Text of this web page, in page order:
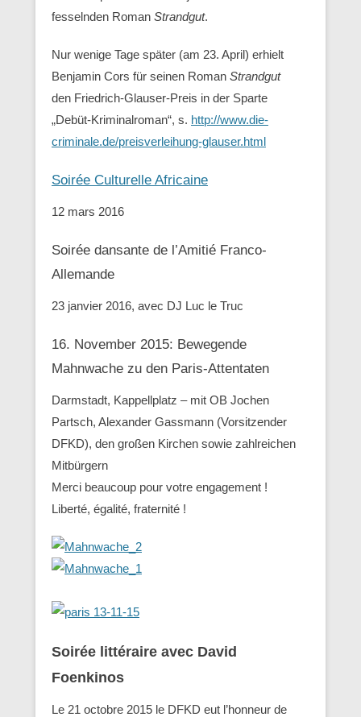
fesselnden Roman Strandgut.
Nur wenige Tage später (am 23. April) erhielt
Benjamin Cors für seinen Roman Strandgut
den Friedrich-Glauser-Preis in der Sparte
„Debüt-Kriminalroman“, s. http://www.die-
criminale.de/preisverleihung-glauser.html
Soirée Culturelle Africaine
12 mars 2016
Soirée dansante de l’Amitié Franco-
Allemande
23 janvier 2016, avec DJ Luc le Truc
16. November 2015: Bewegende
Mahnwache zu den ‪Paris-Attentaten
Darmstadt, Kappellplatz – mit OB Jochen
Partsch, Alexander Gassmann (Vorsitzender
‪‎DFKD), den großen Kirchen sowie zahlreichen
Mitbürgern
Merci beaucoup pour votre engagement !
Liberté, égalité, fraternité !
Soirée littéraire avec David
Foenkinos
Le 21 octobre 2015 le DFKD eut l’honneur de